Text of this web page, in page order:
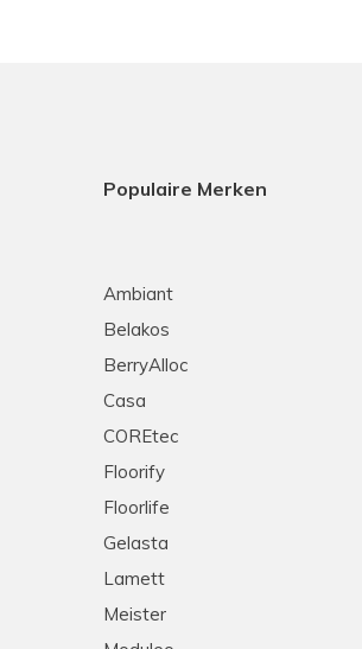
Populaire Merken
Ambiant
Belakos
BerryAlloc
Casa
COREtec
Floorify
Floorlife
Gelasta
Lamett
Meister